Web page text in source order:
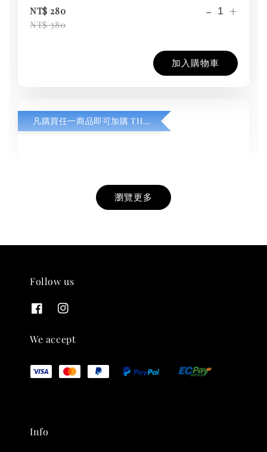
NT$ 280
NT$ 380
- +
加入購物車
凡購買任一商品即可加購 THT 九週年紀念 T-shirt
THT 九週年紀念 T-shirt
NT$ 880
加入購物車
瀏覽更多
Follow us
We accept
Info